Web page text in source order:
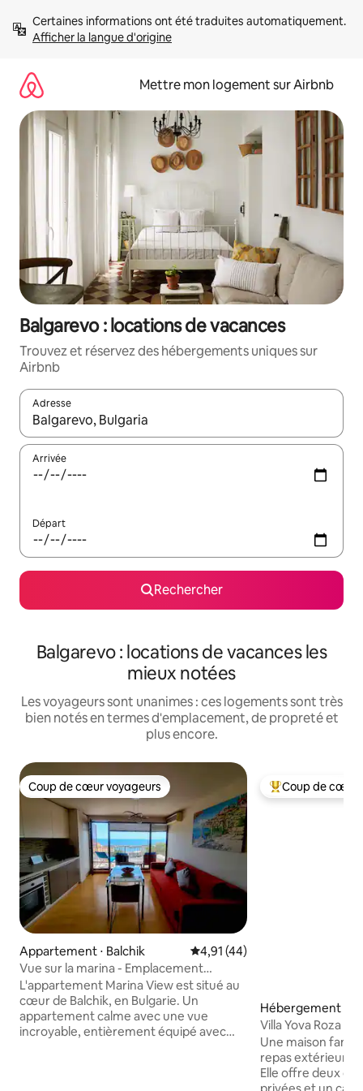
directement
Afficher la langue d'origine
Mettre mon logement sur Airbnb
Balgarevo : locations de vacances
Trouvez et réservez des hébergements uniques sur
Airbnb
Adresse
Lorsque les résultats s'affichent, utilisez les flèches vers le
Arrivée
Départ
Rechercher
Balgarevo : locations de vacances les
mieux notées
Les voyageurs sont unanimes : ces logements sont très
bien notés en termes d'emplacement, de propreté et
plus encore.
Coup de cœur voyageurs
Coup de cœur voyageurs
Appartement ⋅ Balchik Évaluation moyenne sur la
4,91 (44)
Vue sur la marina - Emplacement
moderne parfait et entièrement équipé
L'appartement Marina View est situé au
cœur de Balchik, en Bulgarie. Un
appartement calme avec une vue
incroyable, entièrement équipé avec
Coups de cœur
Coup de cœur
Hébergement ⋅
Villa Yova Roza -
Une maison
repas extérieur
Elle offre deux